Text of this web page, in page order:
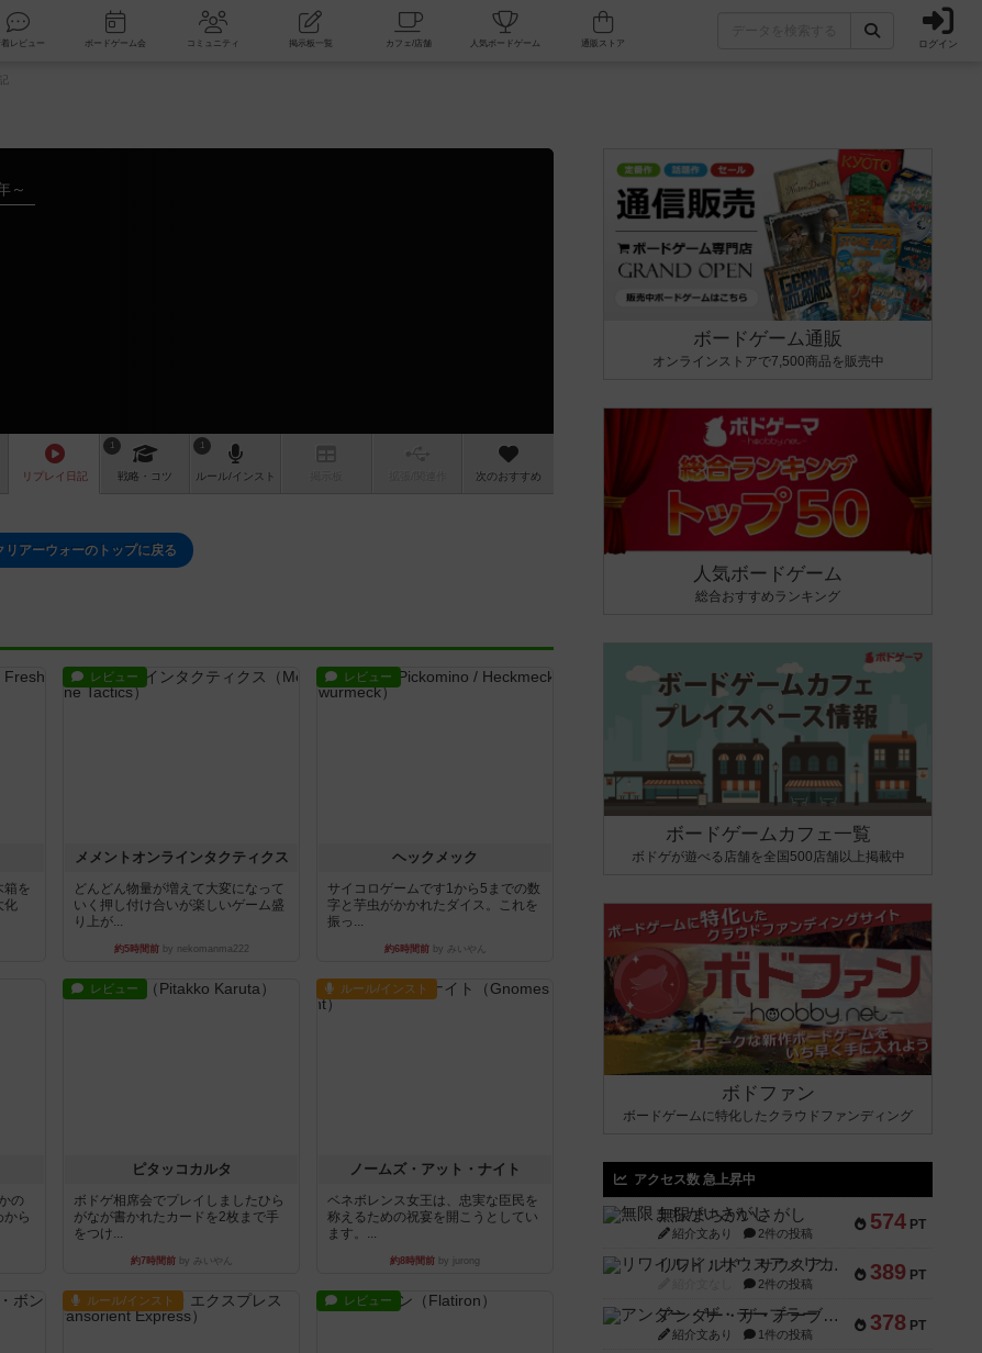
新着レビュー ボードゲーム会 コミュニティ 掲示板一覧 カフェ/店舗 人気ボードゲーム ログイン
～
リプレイ 日記
1
戦略 ・コツ
1
ルール/インスト 次のおすすめ
リアーウォーのトップに戻る
箱を
化
レビュー
メメントオンラインタクティクス
どんどん物量が増えて大変になって
いく押し付け合いが楽しいゲーム盛
り上が...
約5時間前by nekomanma222
レビュー
ヘックメック
サイコロゲームです1から5までの数
字と芋虫がかかれたダイス。これを
振っ...
約6時間前by みいやん
の
ら
レビュー
ピタッコカルタ
ボドゲ相席会でプレイしましたひら
がなが書かれたカードを2枚まで手
をつけ...
約7時間前by みいやん
ルール/インスト
ノームズ・アット・ナイト
ベネボレンス女王は、忠実な臣民を
称えるための祝宴を開こうとしてい
ます。...
約8時間前 by jurong
ルール/インスト レビュー
ボードゲーム通販
オンラインストアで7,500商品を販売中
人気ボードゲーム
総合おすすめランキング
ボードゲームカフェ一覧
ボドゲが遊べる店舗を全国500店舗以上掲載中
ボドファン
ボードゲームに特化したクラウドファンディング
アクセス数 急上昇中
574 PT
無限まちがいさがし
紹介文あり 2件の投稿
389 PT
リワイルド：サウスアメリカ
2件の投稿
378 PT
アンダー・ザ・テーブラー
紹介文あり 1件の投稿